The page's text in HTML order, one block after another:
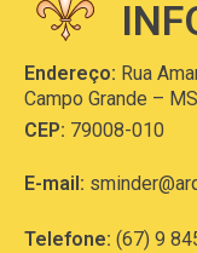
Endereço: Rua
Campo Grande – MS
CEP: 79008-010
E-mail:
Telefone: (67) 9